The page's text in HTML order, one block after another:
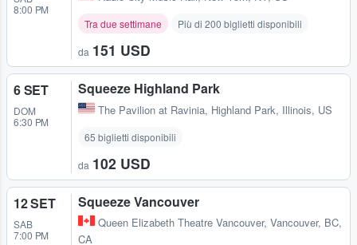
8:00 PM
Tra due settimane Più di 200 biglietti disponibili
da 151 USD
6 SET
DOM
6:30 PM
Squeeze Highland Park
The Pavilion at Ravinia, Highland Park, Illinois, US
65 biglietti disponibili
da 102 USD
12 SET
SAB
7:00 PM
Squeeze Vancouver
Queen Elizabeth Theatre Vancouver, Vancouver, BC,
CA